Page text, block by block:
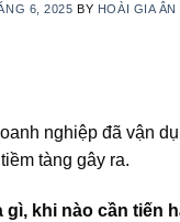
6, 2025 BY HOÀI GIA ÂN
nghiệp đã vận
tàng gây ra.
gì, khi nào cần tiến